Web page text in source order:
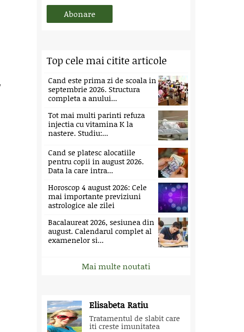
Top cele mai citite articole
Cand este prima zi de scoala in
septembrie 2026. Structura
completa a anului...
Tot mai multi parinti refuza
injectia cu vitamina K la
nastere. Studiu:...
Cand se platesc alocatiile
pentru copii in august 2026.
Data la care intra...
Horoscop 4 august 2026: Cele
mai importante previziuni
astrologice ale zilei
Bacalaureat 2026, sesiunea din
august. Calendarul complet al
examenelor si...
Mai multe noutati
Elisabeta Ratiu
Tratamentul de slabit care
iti creste imunitatea